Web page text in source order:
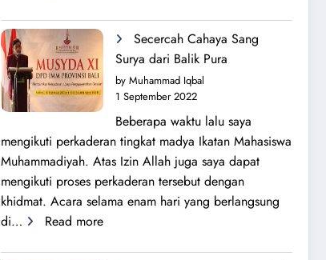
Perjuangan
Lahirnya
PK
IMM
Ahmad
Yani
Secercah Cahaya Sang
Surya dari Balik Pura
by Muhammad Iqbal
1 September 2022
Beberapa waktu lalu saya
mengikuti perkaderan tingkat madya Ikatan Mahasiswa
Muhammadiyah. Atas Izin Allah juga saya dapat
mengikuti proses perkaderan tersebut dengan
khidmat. Acara selama enam hari yang berlangsung
di…
Read more: